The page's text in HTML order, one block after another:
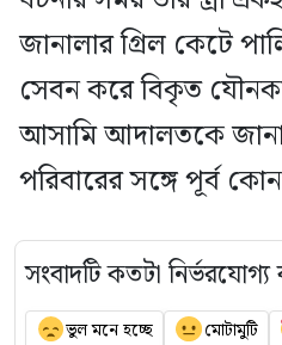
জানালার গ্রিল কেটে
সেবন করে বিকৃত
আসামি আদালতকে
পরিবারের সঙ্গে পূর্ব
সংবাদটি কতটা
ভুল মনে হচ্ছে মোটামুটি